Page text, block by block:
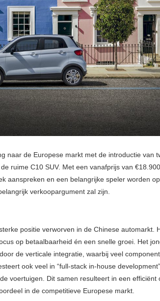
naar de Europese markt met de introductie van
ruime C10 SUV. Met een vanafprijs van
aanspreken en een belangrijke speler worden
verkoopargument zal zijn.
positie verworven in de Chinese automarkt.
op betaalbaarheid én een snelle groei. Het
de verticale integratie, waarbij veel
ook veel in “full-stack in-house
voertuigen. Dit samen resulteert in een efficiënt
in de competitieve Europese markt.